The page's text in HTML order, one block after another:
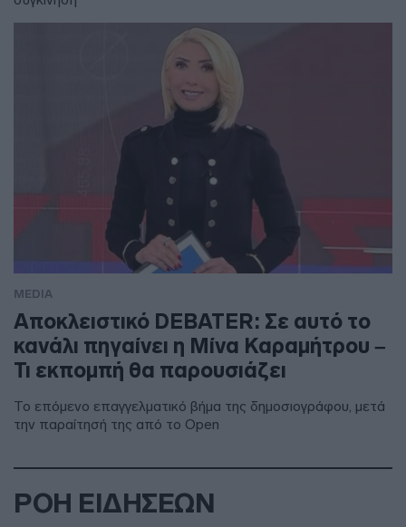
MEDIA
Αποκλειστικό DEBATER: Σε αυτό το
κανάλι πηγαίνει η Μίνα Καραμήτρου –
Τι εκπομπή θα παρουσιάζει
Το επόμενο επαγγελματικό βήμα της δημοσιογράφου, μετά
την παραίτησή της από το Open
ΡΟΗ ΕΙΔΗΣΕΩΝ